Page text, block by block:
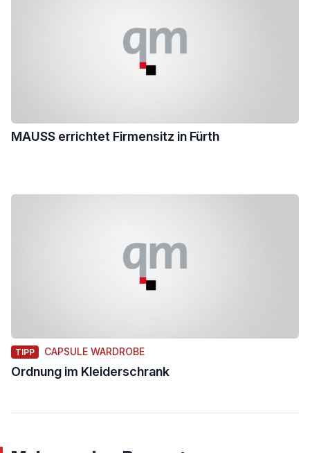
MAUSS errichtet Firmensitz in Fürth
TIPP CAPSULE WARDROBE
Ordnung im Kleiderschrank